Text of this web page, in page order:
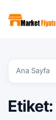
Ana Sayfa
Etiket: